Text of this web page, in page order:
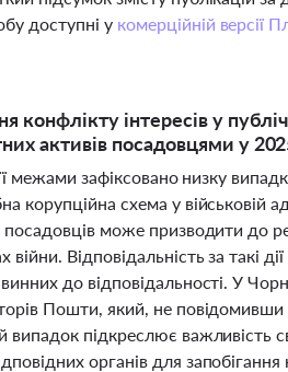
доступні у комерційній версії
конфлікту інтересів у
активів посадовцями у
межами зафіксовано низку
корупційна схема у військовій
посадовців може призводити до
Відповідальність за такі
до відповідальності. У
Пошти, який, не повідомивши
підкреслює важливість
органів для